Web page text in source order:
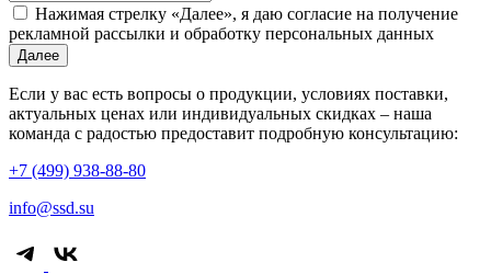
Нажимая стрелку «Далее», я даю согласие на получение
рекламной рассылки и обработку персональных данных
Далее
Если у вас есть вопросы о продукции, условиях поставки,
актуальных ценах или индивидуальных скидках – наша
команда с радостью предоставит подробную консультацию:
+7 (499) 938-88-80
info@ssd.su